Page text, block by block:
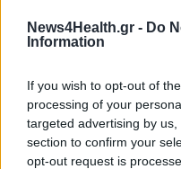
News4Health.gr - Do
Information
If you wish to opt-out of
processing of your
targeted advertising by
section to confirm your
opt-out request is
Νέα μελέτη συνδέει
σεμαγλουτίδης με